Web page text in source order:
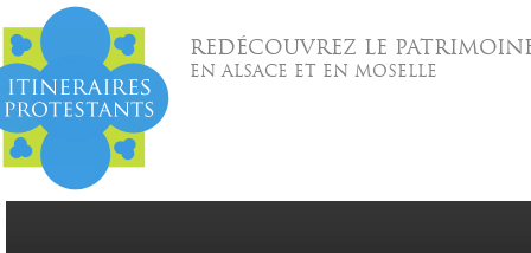
REDÉCOUVREZ LE
EN ALSACE ET EN MOSELLE